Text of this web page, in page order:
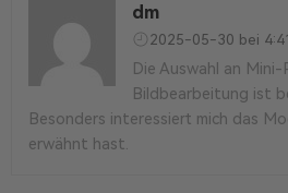
dm
2025-05-30 bei
Die Auswahl an Mini-
Bildbearbeitung ist
Besonders interessiert mich das
erwähnt hast.